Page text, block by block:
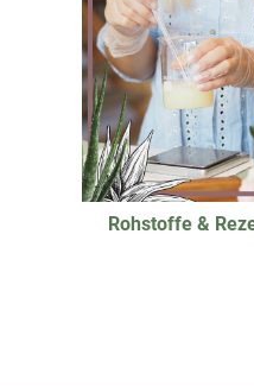
Rohstoffe &